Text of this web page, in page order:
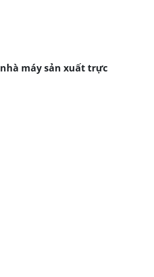
nhà máy sản xuất trực